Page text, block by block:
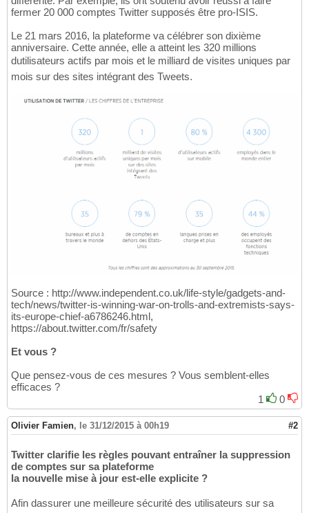
fermer 20 000 comptes Twitter supposés être pro-ISIS.
Le 21 mars 2016, la plateforme va célébrer son dixième
anniversaire. Cette année, elle a atteint les 320 millions
dutilisateurs actifs par mois et le milliard de visites uniques par
mois sur des sites intégrant des Tweets.
Source : http://www.independent.co.uk/life-style/gadgets-and-
tech/news/twitter-is-winning-war-on-trolls-and-extremists-says-
its-europe-chief-a6786246.html,
https://about.twitter.com/fr/safety
Et vous ?
Que pensez-vous de ces mesures ? Vous semblent-elles
efficaces ?
1
0
Olivier Famien, le 31/12/2015 à 00h19 #2
Twitter clarifie les règles pouvant entraîner la suppression
de comptes sur sa plateforme
la nouvelle mise à jour est-elle explicite ?
Afin dassurer une meilleure sécurité des utilisateurs sur sa